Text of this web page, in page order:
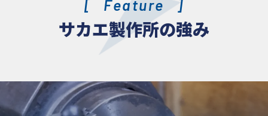
Feature
サカエ製作所の強み